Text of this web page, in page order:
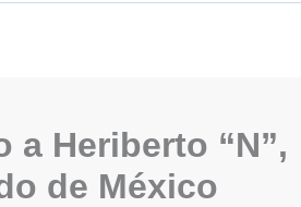
a Heriberto “N”,
de México